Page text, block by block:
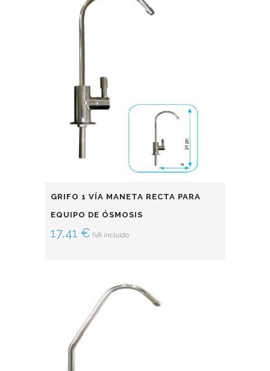
GRIFO 1 VÍA MANETA RECTA PARA
EQUIPO DE ÓSMOSIS
17,41 € IVA incluido